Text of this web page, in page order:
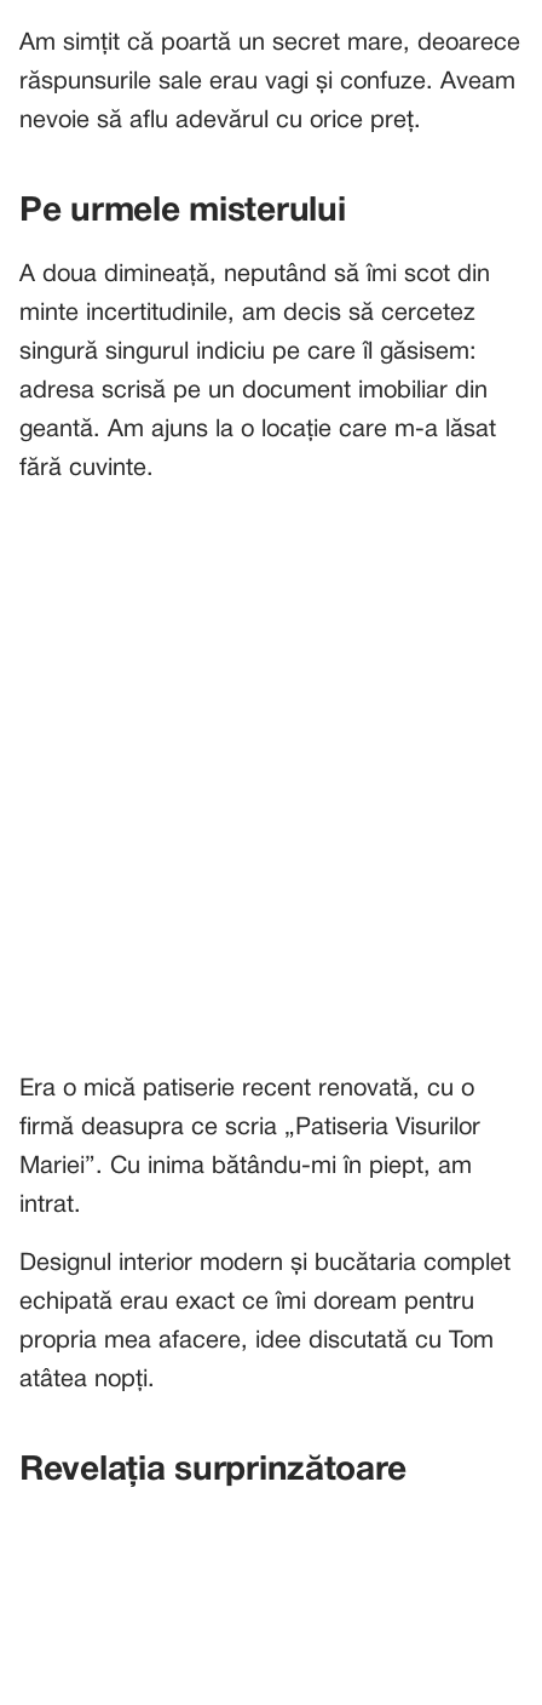
Am simțit că poartă un secret mare, deoarece
răspunsurile sale erau vagi și confuze. Aveam
nevoie să aflu adevărul cu orice preț.
Pe urmele misterului
A doua dimineață, neputând să îmi scot din
minte incertitudinile, am decis să cercetez
singură singurul indiciu pe care îl găsisem:
adresa scrisă pe un document imobiliar din
geantă. Am ajuns la o locație care m-a lăsat
fără cuvinte.
Era o mică patiserie recent renovată, cu o
firmă deasupra ce scria „Patiseria Visurilor
Mariei”. Cu inima bătându-mi în piept, am
intrat.
Designul interior modern și bucătaria complet
echipată erau exact ce îmi doream pentru
propria mea afacere, idee discutată cu Tom
atâtea nopți.
Revelația surprinzătoare